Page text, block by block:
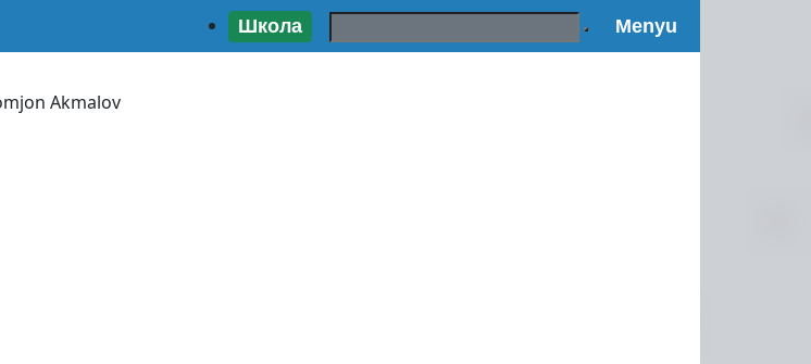
Школа Menyu
Akmalov